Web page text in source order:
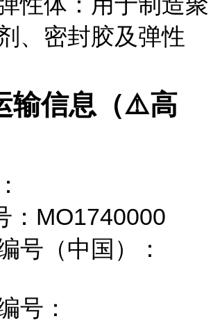
、密封胶及弹性
输信息（⚠️高
：MO1740000
号（中国）：
号：